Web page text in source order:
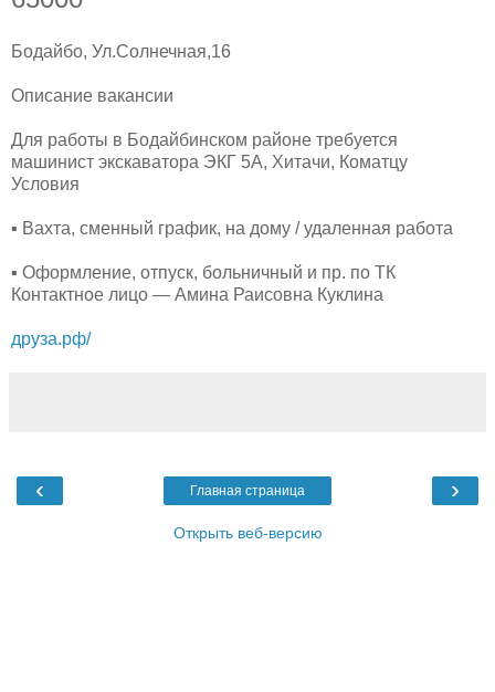
Бодайбо, Ул.Солнечная,16
Описание вакансии
Для работы в Бодайбинском районе требуется
машинист экскаватора ЭКГ 5А, Хитачи, Коматцу
Условия
▪ Вахта, сменный график, на дому / удаленная работа
▪ Оформление, отпуск, больничный и пр. по ТК
Контактное лицо — Амина Раисовна Куклина
друза.рф/
‹ ›
Главная страница
Открыть веб-версию